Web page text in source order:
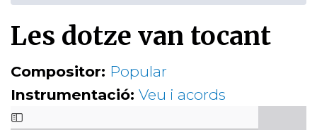
Les dotze van tocant
Compositor: Popular
Instrumentació: Veu i acords